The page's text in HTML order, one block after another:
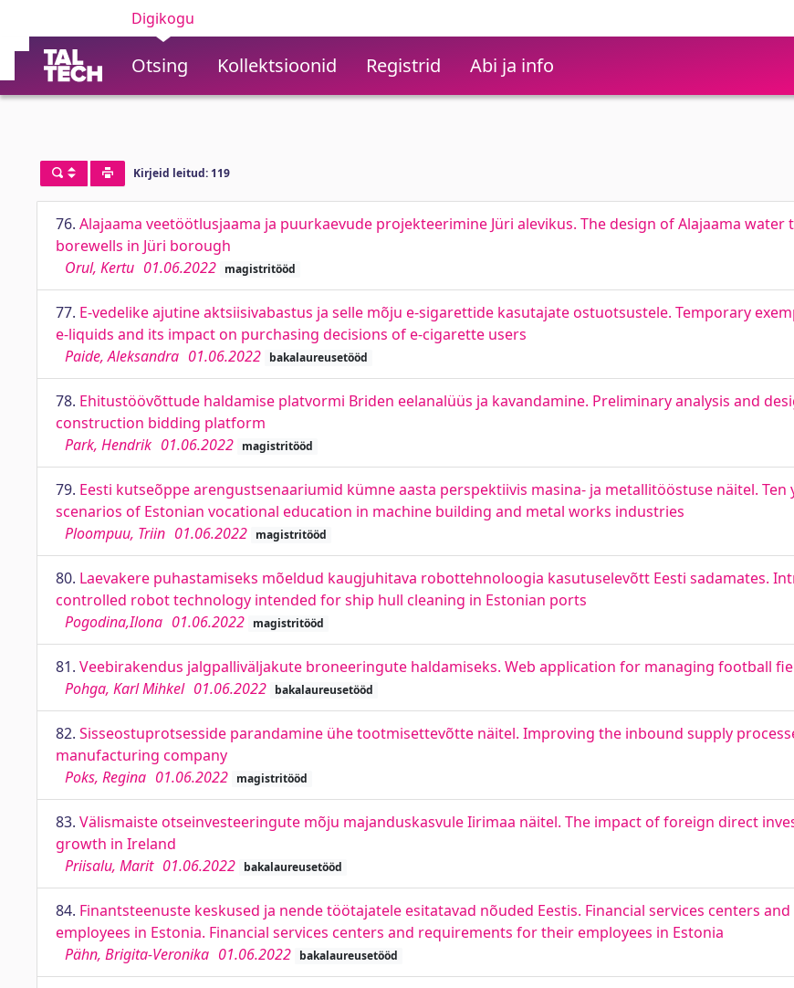
Digikogu
Otsing Kollektsioonid Registrid Abi ja info
Kirjeid leitud: 119
76. Alajaama veetöötlusjaama ja puurkaevude projekteerimine Jüri alevikus. The design of Alajaama
borewells in Jüri borough
Orul, Kertu 01.06.2022 magistritööd
77. E-vedelike ajutine aktsiisivabastus ja selle mõju e-sigarettide kasutajate ostuotsustele. Temporary
e-liquids and its impact on purchasing decisions of e-cigarette users
Paide, Aleksandra 01.06.2022 bakalaureusetööd
78. Ehitustöövõttude haldamise platvormi Briden eelanalüüs ja kavandamine. Preliminary analysis and
construction bidding platform
Park, Hendrik 01.06.2022 magistritööd
79. Eesti kutseõppe arengustsenaariumid kümne aasta perspektiivis masina- ja metallitööstuse näitel. Ten
scenarios of Estonian vocational education in machine building and metal works industries
Ploompuu, Triin 01.06.2022 magistritööd
80. Laevakere puhastamiseks mõeldud kaugjuhitava robottehnoloogia kasutuselevõtt Eesti sadamates.
controlled robot technology intended for ship hull cleaning in Estonian ports
Pogodina,Ilona 01.06.2022 magistritööd
81. Veebirakendus jalgpalliväljakute broneeringute haldamiseks. Web application for managing football
Pohga, Karl Mihkel 01.06.2022 bakalaureusetööd
82. Sisseostuprotsesside parandamine ühe tootmisettevõtte näitel. Improving the inbound supply
manufacturing company
Poks, Regina 01.06.2022 magistritööd
83. Välismaiste otseinvesteeringute mõju majanduskasvule Iirimaa näitel. The impact of foreign direct
growth in Ireland
Priisalu, Marit 01.06.2022 bakalaureusetööd
84. Finantsteenuste keskused ja nende töötajatele esitatavad nõuded Eestis. Financial services centers
employees in Estonia. Financial services centers and requirements for their employees in Estonia
Pähn, Brigita-Veronika 01.06.2022 bakalaureusetööd